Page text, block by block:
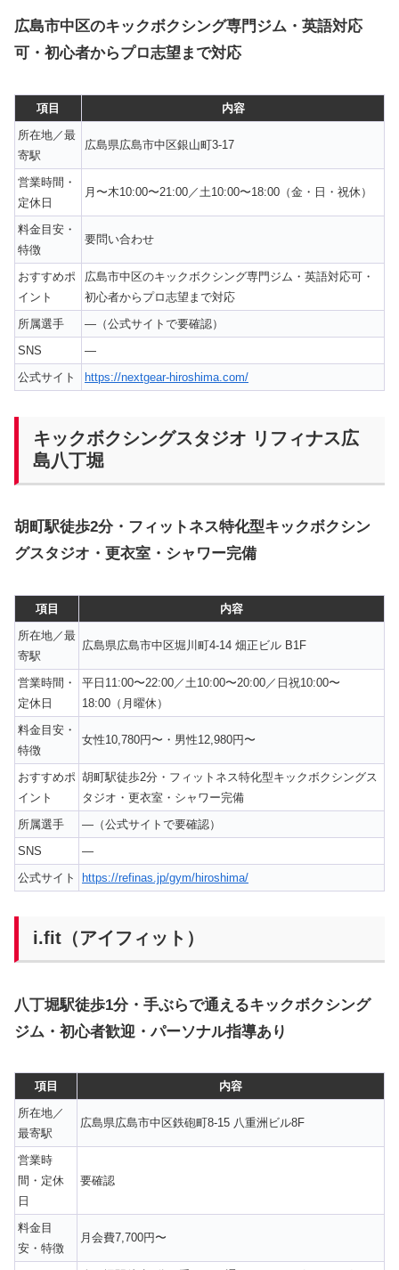
広島市中区のキックボクシング専門ジム・英語対応
可・初心者からプロ志望まで対応
項目
内容
所在地／最
寄駅
広島県広島市中区銀山町3-17
営業時間・
定休日
月〜木10:00〜21:00／土10:00〜18:00（金・日・祝休）
料金目安・
特徴
要問い合わせ
おすすめポ
イント
広島市中区のキックボクシング専門ジム・英語対応可・
初心者からプロ志望まで対応
所属選手
—（公式サイトで要確認）
SNS
—
公式サイト
https://nextgear-hiroshima.com/
キックボクシングスタジオ リフィナス広
島八丁堀
胡町駅徒歩2分・フィットネス特化型キックボクシン
グスタジオ・更衣室・シャワー完備
項目
内容
所在地／最
寄駅
広島県広島市中区堀川町4-14 畑正ビル B1F
営業時間・
定休日
平日11:00〜22:00／土10:00〜20:00／日祝10:00〜
18:00（月曜休）
料金目安・
特徴
女性10,780円〜・男性12,980円〜
おすすめポ
イント
胡町駅徒歩2分・フィットネス特化型キックボクシングス
タジオ・更衣室・シャワー完備
所属選手
—（公式サイトで要確認）
SNS
—
公式サイト
https://refinas.jp/gym/hiroshima/
i.fit（アイフィット）
八丁堀駅徒歩1分・手ぶらで通えるキックボクシング
ジム・初心者歓迎・パーソナル指導あり
項目
内容
所在地／
最寄駅
広島県広島市中区鉄砲町8-15 八重洲ビル8F
営業時
間・定休
日
要確認
料金目
安・特徴
月会費7,700円〜